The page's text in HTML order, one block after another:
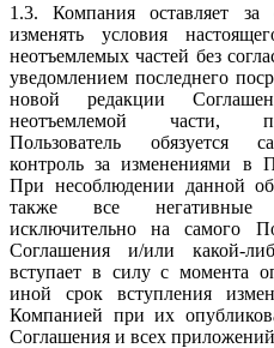
1.3. Компания оставляет за
изменять условия
неотъемлемых частей без
уведомлением последнего
новой редакции
неотъемлемой части,
Пользователь обязуется
контроль за изменениями в
При несоблюдении данной
также все негативные
исключительно на самого
Соглашения и/или какой-
вступает в силу с момента
иной срок вступления
Компанией при их
Соглашения и всех